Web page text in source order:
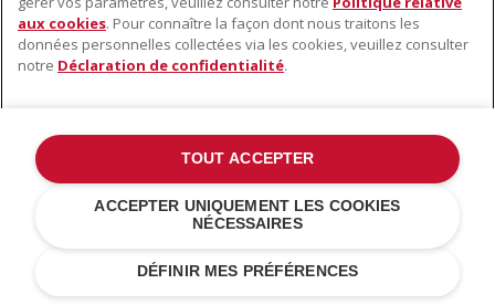
aux cookies. Pour connaître la façon dont nous traitons les
données personnelles collectées via les cookies, veuillez consulter
notre Déclaration de confidentialité.
DÉFINIR MES PRÉFÉRENCES
ACCEPTER UNIQUEMENT LES COOKIES
NÉCESSAIRES
TOUT ACCEPTER